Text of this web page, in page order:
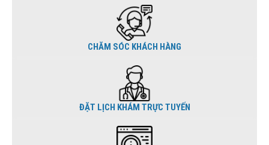
CHĂM SÓC KHÁCH HÀNG
ĐẶT LỊCH KHÁM TRỰC TUYẾN